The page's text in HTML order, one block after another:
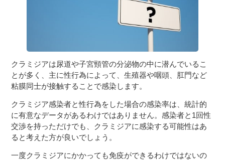
クラミジアは尿道や子宮頸管の分泌物の中に潜んでいるこ
とが多く、主に性行為によって、生殖器や咽頭、肛門など
粘膜同士が接触することで感染します。
クラミジア感染者と性行為をした場合の感染率は、統計的
に有意なデータがあるわけではありません。感染者と1回性
交渉を持っただけでも、クラミジアに感染する可能性はあ
ると考えた方が良いでしょう。
一度クラミジアにかかっても免疫ができるわけではないの